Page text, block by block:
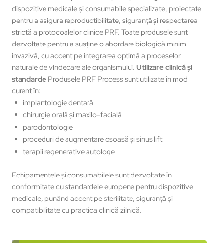
dispozitive medicale și consumabile specializate, proiectate
pentru a asigura reproductibilitate, siguranță și respectarea
strictă a protocoalelor clinice PRF. Toate produsele sunt
dezvoltate pentru a susține o abordare biologică minim
invazivă, cu accent pe integrarea optimă a proceselor
naturale de vindecare ale organismului. Utilizare clinică și
standarde Produsele PRF Process sunt utilizate în mod
curent în:
implantologie dentară
chirurgie orală și maxilo-facială
parodontologie
proceduri de augmentare osoasă și sinus lift
terapii regenerative autologe
Echipamentele și consumabilele sunt dezvoltate în
conformitate cu standardele europene pentru dispozitive
medicale, punând accent pe sterilitate, siguranță și
compatibilitate cu practica clinică zilnică.